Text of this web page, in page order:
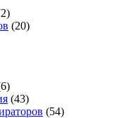
(20)
(43)
(54)